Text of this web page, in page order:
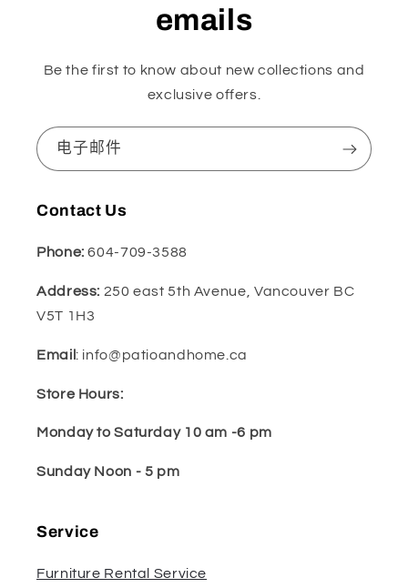
emails
Be the first to know about new collections and
exclusive offers.
电子邮件
Contact Us
Phone:604-709-3588
Address: 250 east 5th Avenue, Vancouver BC
V5T 1H3
Email: info@patioandhome.ca
Store Hours:
Monday to Saturday 10 am -6 pm
Sunday Noon - 5 pm
Service
Furniture Rental Service